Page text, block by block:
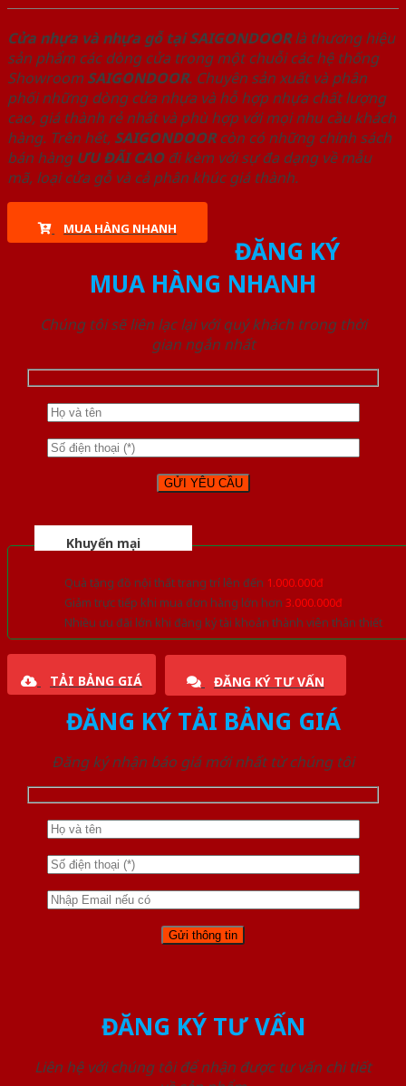
Cửa nhựa và nhựa gỗ tại SAIGONDOORlà thương hiệu
sản phẩm các dòng cửa trong một chuỗi các hệ thống
Showroom SAIGONDOOR. Chuyên sản xuất và phân
phối những dòng cửa nhựa và hỗ hợp nhựa chất lượng
cao, giá thành rẻ nhất và phù hợp với mọi nhu cầu khách
hàng. Trên hết, SAIGONDOORcòn có những chính sách
bán hàng ƯU ĐÃI CAOđi kèm với sự đa dạng về mẫu
mã, loại cửa gỗ và cả phân khúc giá thành.
MUA HÀNG NHANH
ĐĂNG KÝ
MUA HÀNG NHANH
Chúng tôi sẽ liên lạc lại với quý khách trong thời
gian ngắn nhất
Khuyến mại
Quà tặng đồ nội thất trang trí lên đến 1.000.000đ
Giảm trực tiếp khi mua đơn hàng lớn hơn 3.000.000đ
Nhiều ưu đãi lớn khi đăng ký tài khoản thành viên thân thiết
TẢI BẢNG GIÁ ĐĂNG KÝ TƯ VẤN
ĐĂNG KÝ TẢI BẢNG GIÁ
Đăng ký nhận báo giá mới nhất từ chúng tôi
ĐĂNG KÝ TƯ VẤN
Liên hệ với chúng tôi để nhận được tư vấn chi tiết